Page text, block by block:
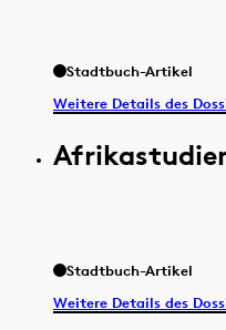
Stadtbuch-Artikel
Weitere Details des
Stadtbuch-Artikel
Weitere Details des